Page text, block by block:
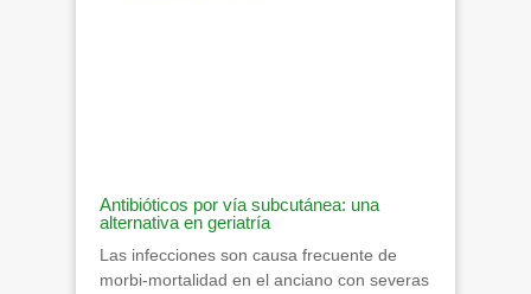
Antibióticos por vía subcutánea: una
alternativa en geriatría
Las infecciones son causa frecuente de
morbi-mortalidad en el anciano con severas